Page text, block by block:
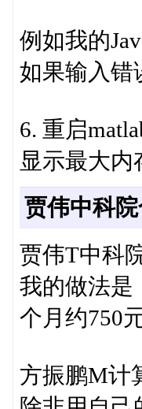
例如我的
如果输入错
6. 重启
显示最大内
贾伟中科
贾伟T中科
我的做法是
个月约750
方振鹏M计